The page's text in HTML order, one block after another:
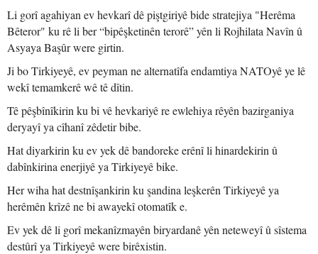
Li gorî agahiyan ev hevkarî dê piştgiriyê bide stratejiya "Herêma
Bêteror" ku rê li ber “bipêşketinên terorê” yên li Rojhilata Navîn û
Asyaya Başûr were girtin.
Ji bo Tirkiyeyê, ev peyman ne alternatîfa endamtiya NATOyê ye lê
wekî temamkerê wê tê dîtin.
Tê pêşbînîkirin ku bi vê hevkariyê re ewlehiya rêyên bazirganiya
deryayî ya cîhanî zêdetir bibe.
Hat diyarkirin ku ev yek dê bandoreke erênî li hinardekirin û
dabînkirina enerjiyê ya Tirkiyeyê bike.
Her wiha hat destnîşankirin ku şandina leşkerên Tirkiyeyê ya
herêmên krîzê ne bi awayekî otomatîk e.
Ev yek dê li gorî mekanîzmayên biryardanê yên neteweyî û sîstema
destûrî ya Tirkiyeyê were birêxistin.